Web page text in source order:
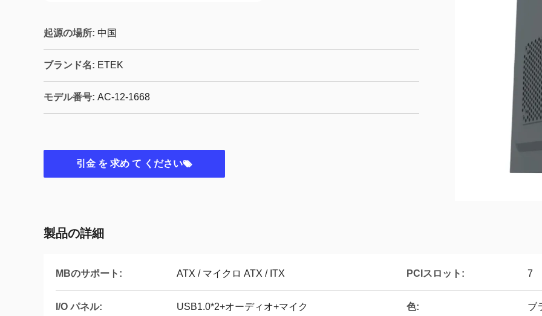
起源の場所: 中国
ブランド名: ETEK
モデル番号: AC-12-1668
引金 を 求め て ください
製品の詳細
MBのサポート: ATX / マイクロ ATX / ITX PCIスロット: 7
I/O パネル: USB1.0*2+オーディオ+マイク 色: ブ